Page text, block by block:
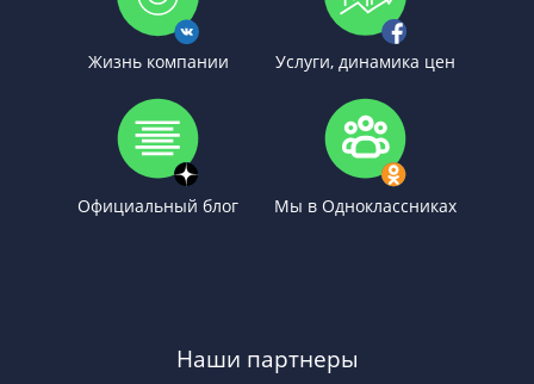
Жизнь компании Услуги, динамика цен
Официальный блог Мы в Одноклассниках
Наши партнеры